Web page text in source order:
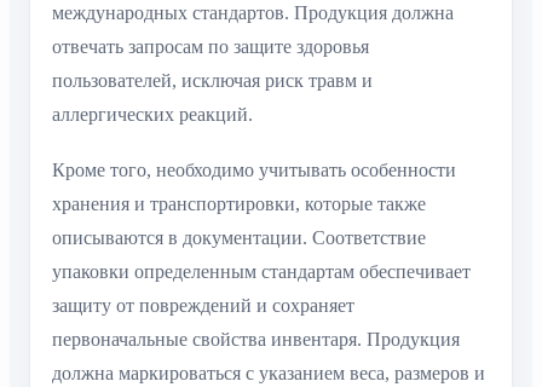
международных стандартов. Продукция должна
отвечать запросам по защите здоровья
пользователей, исключая риск травм и
аллергических реакций.
Кроме того, необходимо учитывать особенности
хранения и транспортировки, которые также
описываются в документации. Соответствие
упаковки определенным стандартам обеспечивает
защиту от повреждений и сохраняет
первоначальные свойства инвентаря. Продукция
должна маркироваться с указанием веса, размеров и